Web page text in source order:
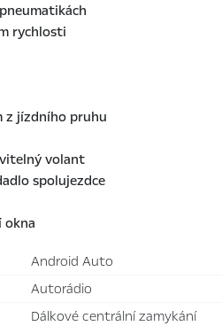
rychlosti
z jízdního pruhu
volant
spolujezdce
okna
Android Auto
autorádio
dálkové centrální zamykání